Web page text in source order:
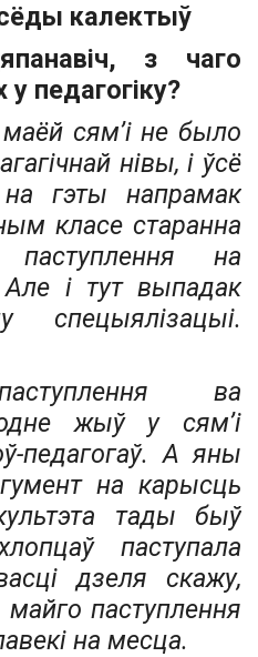
калектыў
з чаго
педагогіку?
сям’і не было
нівы, і ўсё
гэты напрамак
класе старанна
на
Але і тут выпадак
спецыялізацыі.
ва
жыў у сям’і
педагогаў. А яны
на карысць
тады быў
паступала
дзеля скажу,
паступлення
на месца.